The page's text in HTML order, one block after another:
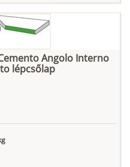
Angolo Interno
lépcsőlap